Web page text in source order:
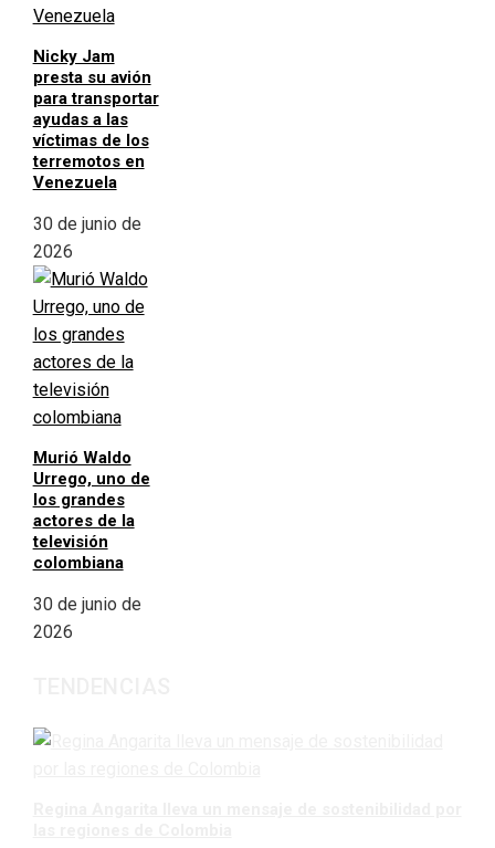
Nicky Jam
presta su avión
para transportar
ayudas a las
víctimas de los
terremotos en
Venezuela
30 de junio de
2026
Murió Waldo
Urrego, uno de
los grandes
actores de la
televisión
colombiana
30 de junio de
2026